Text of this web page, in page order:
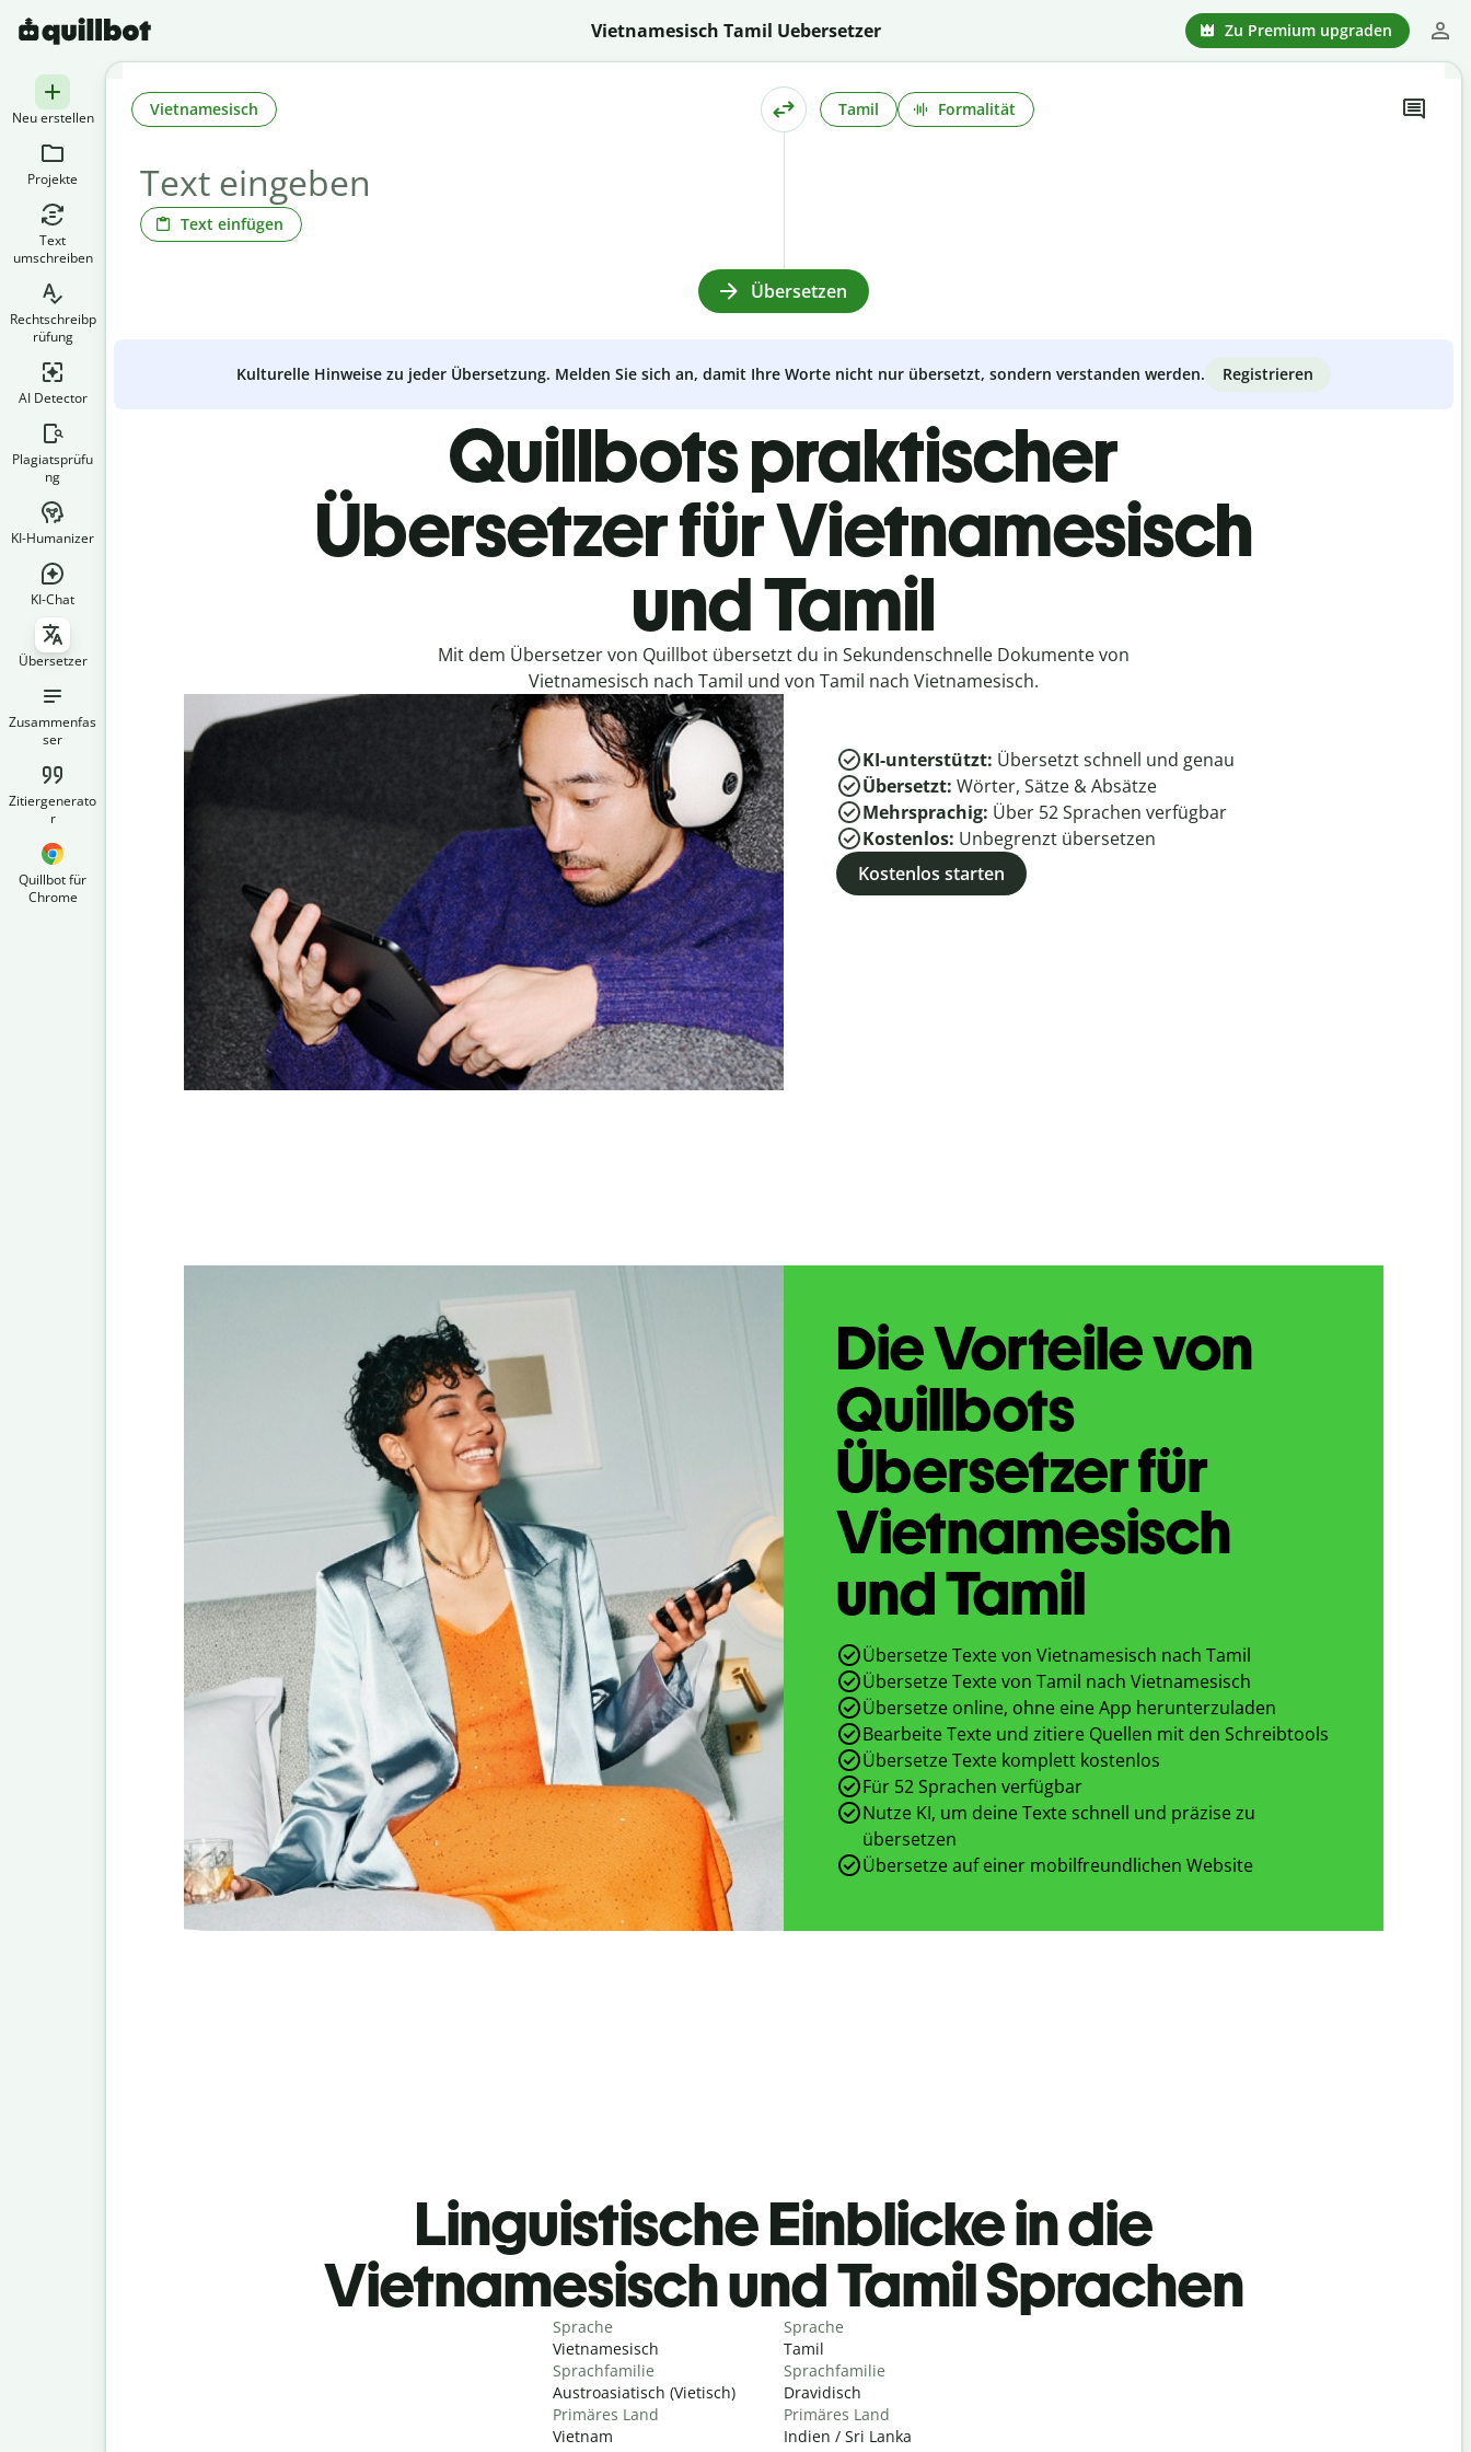
Vietnamesisch Tamil Uebersetzer Zu Premium upgraden
Neu erstellen
Projekte
Text
umschreiben
Rechtschreibp
rüfung
AI Detector
Plagiatsprüfu
ng
KI-Humanizer
KI-Chat
Übersetzer
Zusammenfas
ser
Zitiergenerato
r
Quillbot für
Chrome
Text einfügen
Vietnamesisch Tamil Formalität
Übersetzen
Kulturelle Hinweise zu jeder Übersetzung. Melden Sie sich an, damit Ihre Worte nicht nur übersetzt, sondern verstanden werden. Registrieren
Quillbots praktischer
Übersetzer für Vietnamesisch
und Tamil
Mit dem Übersetzer von Quillbot übersetzt du in Sekundenschnelle Dokumente von
Vietnamesisch nach Tamil und von Tamil nach Vietnamesisch.
KI-unterstützt: Übersetzt schnell und genau
Übersetzt: Wörter, Sätze & Absätze
Mehrsprachig: Über 52Sprachen verfügbar
Kostenlos: Unbegrenzt übersetzen
Kostenlos starten
Die Vorteile von
Quillbots
Übersetzer für
Vietnamesisch
und Tamil
Übersetze Texte von Vietnamesisch nach Tamil
Übersetze Texte von Tamil nach Vietnamesisch
Übersetze online, ohne eine App herunterzuladen
Bearbeite Texte und zitiere Quellen mit den Schreibtools
Übersetze Texte komplett kostenlos
Für 52 Sprachen verfügbar
Nutze KI, um deine Texte schnell und präzise zu
übersetzen
Übersetze auf einer mobilfreundlichen Website
Linguistische Einblicke in die
Vietnamesisch und Tamil Sprachen
Sprache
Vietnamesisch
Sprachfamilie
Austroasiatisch (Vietisch)
Primäres Land
Vietnam
Sprache
Tamil
Sprachfamilie
Dravidisch
Primäres Land
Indien / Sri Lanka